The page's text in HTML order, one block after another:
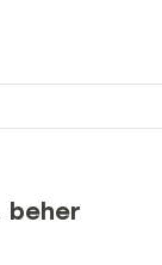
beher